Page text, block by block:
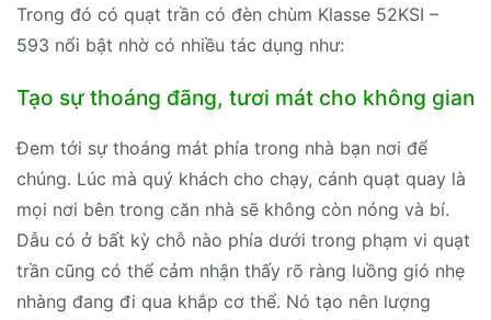
Trong đó có quạt trần có đèn chùm Klasse 52KSI –
593 nổi bật nhờ có nhiều tác dụng như:
Tạo sự thoáng đãng, tươi mát cho không gian
Đem tới sự thoáng mát phía trong nhà bạn nơi để
chúng. Lúc mà quý khách cho chạy, cánh quạt quay là
mọi nơi bên trong căn nhà sẽ không còn nóng và bí.
Dẫu có ở bất kỳ chỗ nào phía dưới trong phạm vi quạt
trần cũng có thể cảm nhận thấy rõ ràng luồng gió nhẹ
nhàng đang đi qua khắp cơ thể. Nó tạo nên lượng